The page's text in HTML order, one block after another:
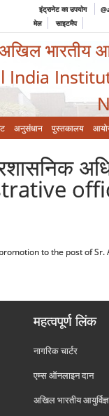
इंट्रानेट का उपयोग
मेल
साइटमैप
भारतीय
India
अनुसंधान पुस्तकालय
promotion to the post
महत्वपूर्ण लिंक
नागरिक चार्टर
एम्स ऑनलाइन दान
अखिल भारतीय